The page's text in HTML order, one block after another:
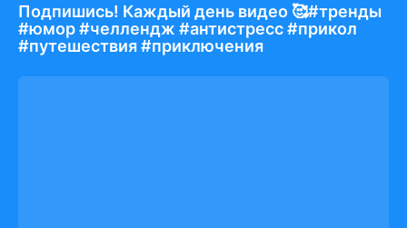
Подпишись! Каждый день видео 🥰#тренды
#юмор #челлендж #антистресс #прикол
#путешествия #приключения